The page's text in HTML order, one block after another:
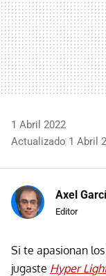
1 Abril 2022
Actualizado 1 Abril
Axel
Editor
Si te apasionan
jugaste Hyper